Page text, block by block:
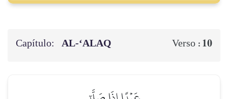
Capítulo: AL‑‘ALAQ Verso : 10